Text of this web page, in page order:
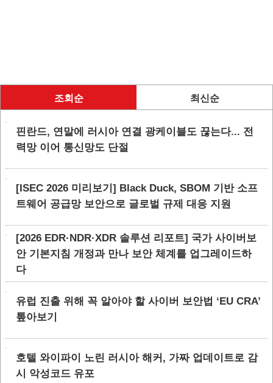
조회순 최신순
핀란드, 연말에 러시아 연결 광케이블도 끊는다... 전
력망 이어 통신망도 단절
[ISEC 2026 미리보기] Black Duck, SBOM 기반 소프
트웨어 공급망 보안으로 글로벌 규제 대응 지원
[2026 EDR·NDR·XDR 솔루션 리포트] 국가 사이버보
안 기본지침 개정과 만나 보안 체계를 업그레이드하
다
유럽 진출 위해 꼭 알아야 할 사이버 보안법 ‘EU CRA’
톺아보기
호텔 와이파이 노린 러시아 해커, 가짜 업데이트로 감
시 악성코드 유포